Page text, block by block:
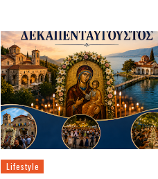
Lifestyle